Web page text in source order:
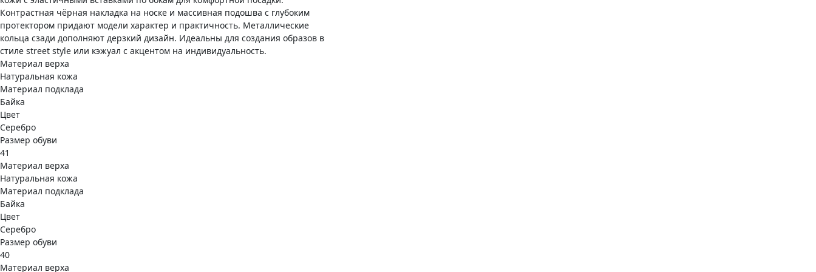
Контрастная чёрная накладка на носке и массивная подошва с глубоким
протектором придают модели характер и практичность. Металлические
кольца сзади дополняют дерзкий дизайн. Идеальны для создания образов в
стиле street style или кэжуал с акцентом на индивидуальность.
Материал верха
Натуральная кожа
Материал подклада
Байка
Цвет
Серебро
Размер обуви
41
Материал верха
Натуральная кожа
Материал подклада
Байка
Цвет
Серебро
Размер обуви
40
Материал верха